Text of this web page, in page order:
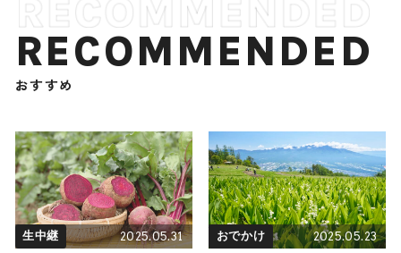
RECOMMENDED
おすすめ
生中継 2025.05.31 おでかけ 2025.05.23